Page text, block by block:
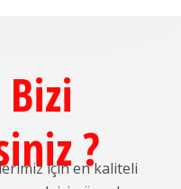
?
için en kaliteli